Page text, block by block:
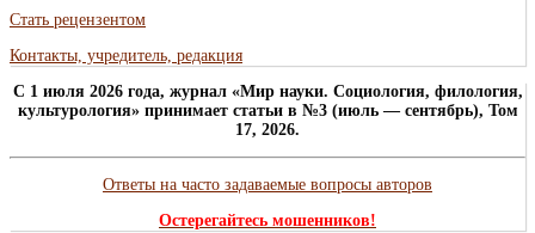
Стать рецензентом
Контакты, учредитель, редакция
C 1 июля 2026 года, журнал «Мир науки. Социология, филология,
культурология» принимает статьи в №3 (июль — сентябрь), Том
17, 2026.
Ответы на часто задаваемые вопросы авторов
Остерегайтесь мошенников!